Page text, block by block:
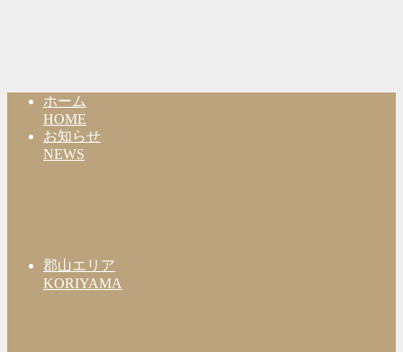
ホーム
HOME
お知らせ
NEWS
郡山エリア
KORIYAMA